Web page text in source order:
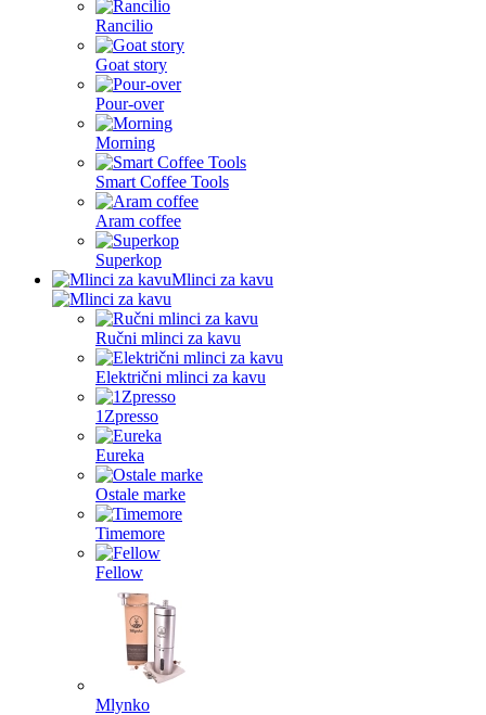
Rancilio
Goat story
Pour-over
Morning
Smart Coffee Tools
Aram coffee
Superkop
Mlinci za kavu
Ručni mlinci za kavu
Električni mlinci za kavu
1Zpresso
Eureka
Ostale marke
Timemore
Fellow
Mlynko